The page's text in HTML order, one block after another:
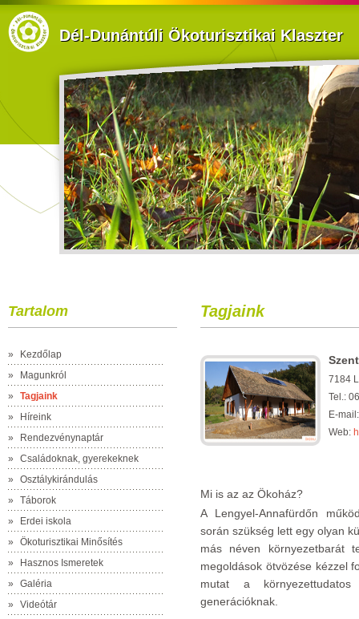
Dél-Dunántúli Ökoturisztikai Klaszter
Tartalom
»
Kezdőlap
»
Magunkról
»
Tagjaink
»
Híreink
»
Rendezvénynaptár
»
Családoknak, gyerekeknek
»
Osztálykirándulás
»
Táborok
»
Erdei iskola
»
Ökoturisztikai Minősítés
»
Hasznos Ismeretek
»
Galéria
»
Videótár
Tagjaink
7184
Tel.:
E-
Web:
Mi is az az Ökoház?
A Lengyel-Annafürdőn
során szükség lett egy olyan
más néven környezetbarát
megoldások ötvözése kézzel
mutat a
generációknak.